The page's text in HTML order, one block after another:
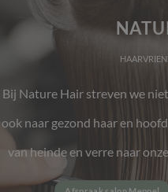
Bij Nature Hair streven we
ook naar gezond haar en
van heinde en verre naar